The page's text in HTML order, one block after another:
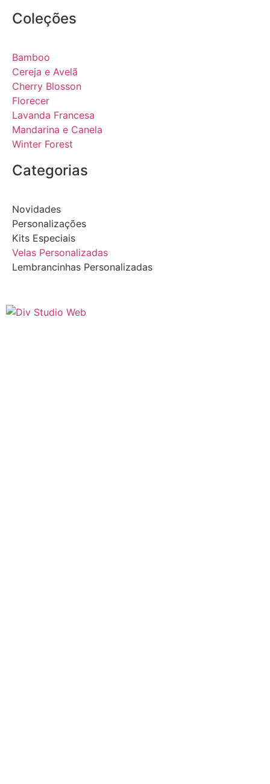
Coleções
Bamboo
Cereja e Avelã
Cherry Blosson
Florecer
Lavanda Francesa
Mandarina e Canela
Winter Forest
Categorias
Novidades
Personalizações
Kits Especiais
Velas Personalizadas
Lembrancinhas Personalizadas